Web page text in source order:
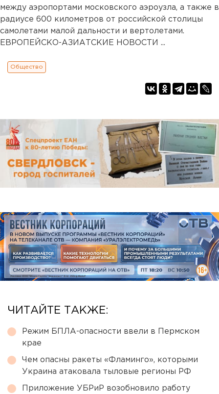
между аэропортами московского аэроузла, а также в
радиусе 600 километров от российской столицы
самолетами малой дальности и вертолетами.
ЕВРОПЕЙСКО-АЗИАТСКИЕ НОВОСТИ ...
Общество
ЧИТАЙТЕ ТАКЖЕ:
Режим БПЛА-опасности ввели в Пермском
крае
Чем опасны ракеты «Фламинго», которыми
Украина атаковала тыловые регионы РФ
Приложение УБРиР возобновило работу